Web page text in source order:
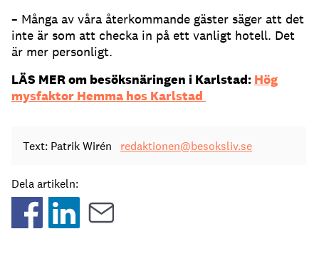
– Många av våra återkommande gäster säger att det
inte är som att checka in på ett vanligt hotell. Det
är mer personligt.
LÄS MER om besöksnäringen i Karlstad: Hög
mysfaktor Hemma hos Karlstad
Text: Patrik Wirén redaktionen@besoksliv.se
Dela artikeln: